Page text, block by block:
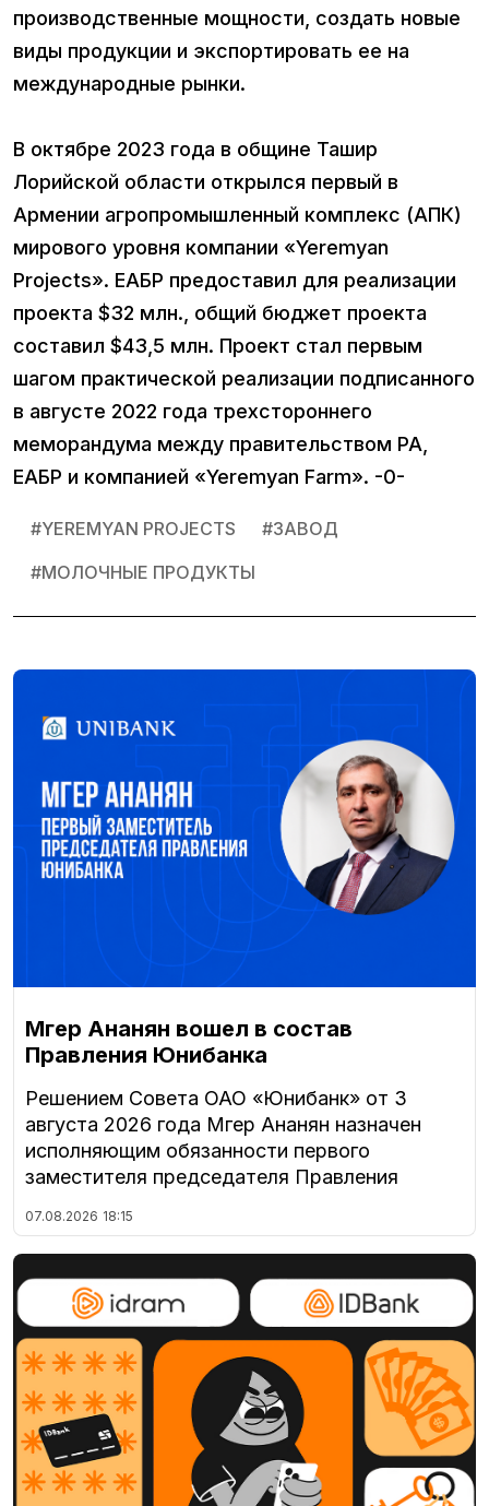
производственные мощности, создать новые
виды продукции и экспортировать ее на
международные рынки.
В октябре 2023 года в общине Ташир
Лорийской области открылся первый в
Армении агропромышленный комплекс (АПК)
мирового уровня компании «Yeremyan
Projects». ЕАБР предоставил для реализации
проекта $32 млн., общий бюджет проекта
составил $43,5 млн. Проект стал первым
шагом практической реализации подписанного
в августе 2022 года трехстороннего
меморандума между правительством РА,
ЕАБР и компанией «Yeremyan Farm». -0-
#YEREMYAN PROJECTS #ЗАВОД
#МОЛОЧНЫЕ ПРОДУКТЫ
Мгер Ананян вошел в состав
Правления Юнибанка
Решением Совета ОАО «Юнибанк» от 3
августа 2026 года Мгер Ананян назначен
исполняющим обязанности первого
заместителя председателя Правления
07.08.2026 18:15